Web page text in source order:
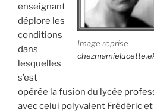
Image reprise
enseignant
déplore les
conditions
dans
lesquelles
s’est
opérée la fusion du lycée
avec celui polyvalent Frédéric